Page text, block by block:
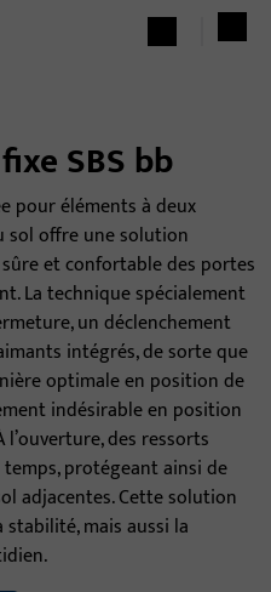
SBS bb
pour éléments à deux
sol offre une solution
et confortable des portes
La technique spécialement
un déclenchement
intégrés, de sorte que
optimale en position de
indésirable en position
des ressorts
protégeant ainsi de
adjacentes. Cette solution
mais aussi la